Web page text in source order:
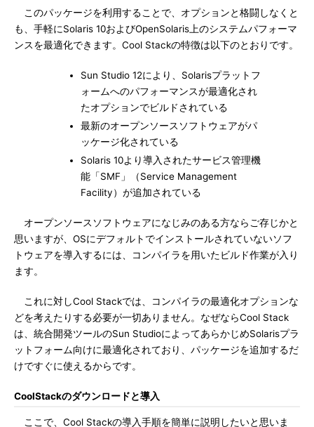
このパッケージを利用することで、オプションと格闘しなくと
も、手軽にSolaris 10およびOpenSolaris上のシステムパフォーマ
ンスを最適化できます。Cool Stackの特徴は以下のとおりです。
Sun Studio 12により、Solarisプラットフ
ォームへのパフォーマンスが最適化され
たオプションでビルドされている
最新のオープンソースソフトウェアがパ
ッケージ化されている
Solaris 10より導入されたサービス管理機
能「SMF」（Service Management
Facility）が追加されている
オープンソースソフトウェアになじみのある方ならご存じかと
思いますが、OSにデフォルトでインストールされていないソフ
トウェアを導入するには、コンパイラを用いたビルド作業が入り
ます。
これに対しCool Stackでは、コンパイラの最適化オプションな
どを考えたりする必要が一切ありません。なぜならCool Stack
は、統合開発ツールのSun StudioによってあらかじめSolarisプラ
ットフォーム向けに最適化されており、パッケージを追加するだ
けですぐに使えるからです。
CoolStackのダウンロードと導入
ここで、Cool Stackの導入手順を簡単に説明したいと思いま